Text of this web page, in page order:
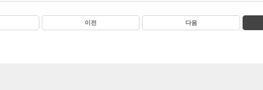
이전 다음